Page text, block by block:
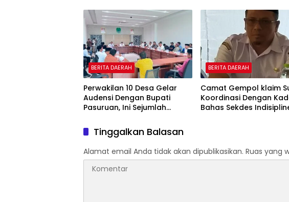
BERITA DAERAH
Perwakilan 10 Desa Gelar
Audensi Dengan Bupati
Pasuruan, Ini Sejumlah
BERITA DAERAH
Camat Gempol klaim
Koordinasi Dengan
Bahas Sekdes
Tinggalkan Balasan
Alamat email Anda tidak akan dipublikasikan. Ruas yang